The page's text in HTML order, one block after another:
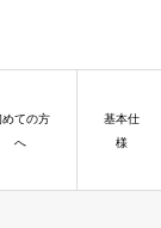
めての方
へ
基本仕
様